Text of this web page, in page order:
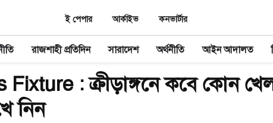
ই পেপার আর্কাইভ কনভার্টার
রাজশাহী প্রতিদিন সারাদেশ অর্থনীতি আইন আদালত
: ক্রীড়াঙ্গনে কবে কোন
নিন